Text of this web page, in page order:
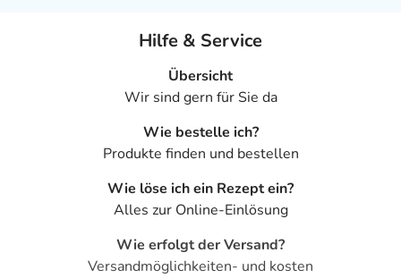
Hilfe & Service
Übersicht
Wir sind gern für Sie da
Wie bestelle ich?
Produkte finden und bestellen
Wie löse ich ein Rezept ein?
Alles zur Online-Einlösung
Wie erfolgt der Versand?
Versandmöglichkeiten- und kosten